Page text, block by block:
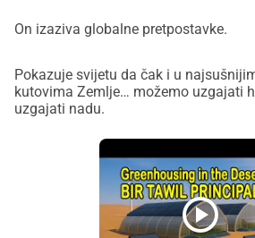
On izaziva globalne pretpostavke.
Pokazuje svijetu da čak i u
kutovima Zemlje… možemo uzgajati
uzgajati nadu.
play_circle